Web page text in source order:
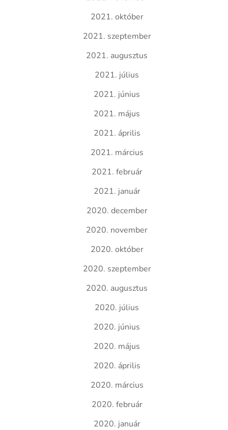
2021. október
2021. szeptember
2021. augusztus
2021. július
2021. június
2021. május
2021. április
2021. március
2021. február
2021. január
2020. december
2020. november
2020. október
2020. szeptember
2020. augusztus
2020. július
2020. június
2020. május
2020. április
2020. március
2020. február
2020. január